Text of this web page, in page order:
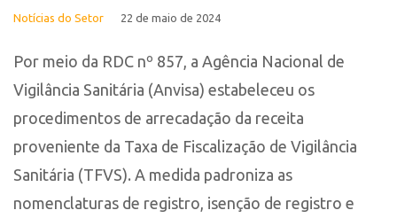
Notícias do Setor 22 de maio de 2024
Por meio da RDC nº 857, a Agência Nacional de
Vigilância Sanitária (Anvisa) estabeleceu os
procedimentos de arrecadação da receita
proveniente da Taxa de Fiscalização de Vigilância
Sanitária (TFVS). A medida padroniza as
nomenclaturas de registro, isenção de registro e